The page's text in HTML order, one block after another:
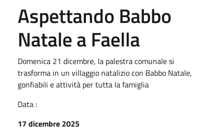
Aspettando Babbo
Natale a Faella
Domenica 21 dicembre, la palestra comunale si
trasforma in un villaggio natalizio con Babbo Natale,
gonfiabili e attività per tutta la famiglia
Data :
17 dicembre 2025